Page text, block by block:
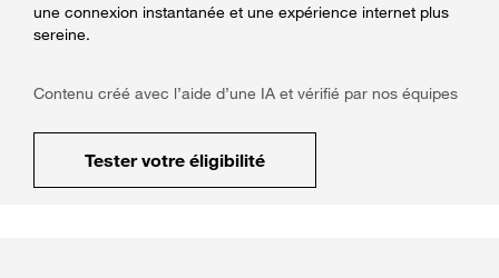
une connexion instantanée et une expérience internet plus
sereine.
Contenu créé avec l’aide d’une IA et vérifié par nos équipes
Tester votre éligibilité